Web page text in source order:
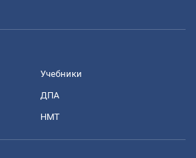
Учебники
ДПА
НМТ